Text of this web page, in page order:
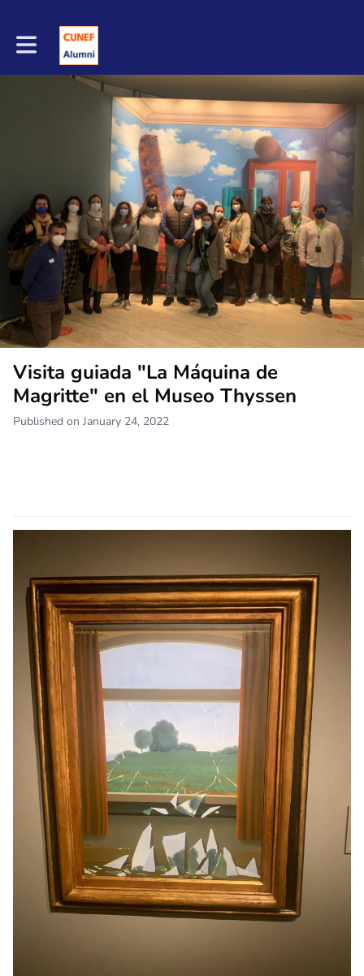
Toggle main navigation
Visita guiada "La Máquina de
Magritte" en el Museo Thyssen
Published on January 24, 2022